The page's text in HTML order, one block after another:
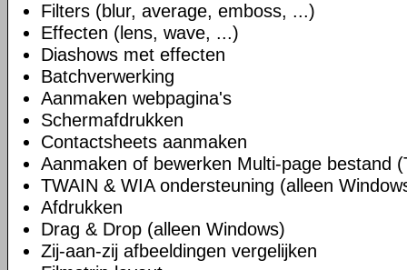
Filters (blur, average, emboss, ...)
Effecten (lens, wave, ...)
Diashows met effecten
Batchverwerking
Aanmaken webpagina's
Schermafdrukken
Contactsheets aanmaken
Aanmaken of bewerken Multi-page bestand
TWAIN & WIA ondersteuning (alleen
Afdrukken
Drag & Drop (alleen Windows)
Zij-aan-zij afbeeldingen vergelijken